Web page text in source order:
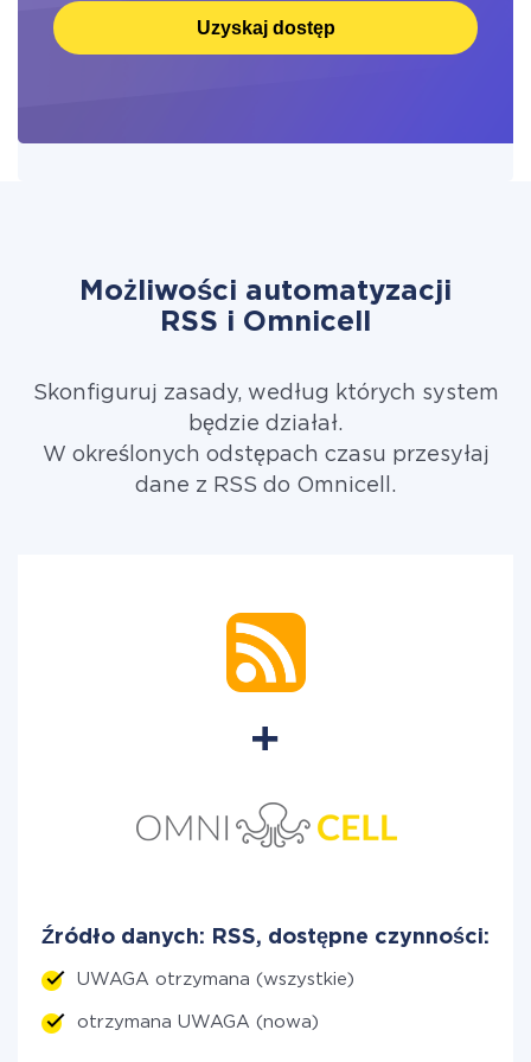
Uzyskaj dostęp
Możliwości automatyzacji
RSS i Omnicell
Skonfiguruj zasady, według których system
będzie działał.
W określonych odstępach czasu przesyłaj
dane z RSS do Omnicell.
Źródło danych: RSS, dostępne czynności:
UWAGA otrzymana (wszystkie)
otrzymana UWAGA (nowa)